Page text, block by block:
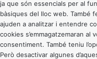
ja que són essencials per al
bàsiques del lloc web. També
ajuden a analitzar i entendre
cookies s’emmagatzemaran
consentiment. També teniu
Però desactivar algunes